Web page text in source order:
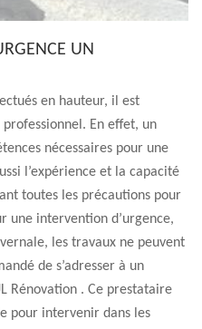
UN
en hauteur, il est
En effet, un
nécessaires pour une
l’expérience et la capacité
toutes les précautions pour
une intervention d’urgence,
les travaux ne peuvent
de s’adresser à un
Rénovation . Ce prestataire
pour intervenir dans les